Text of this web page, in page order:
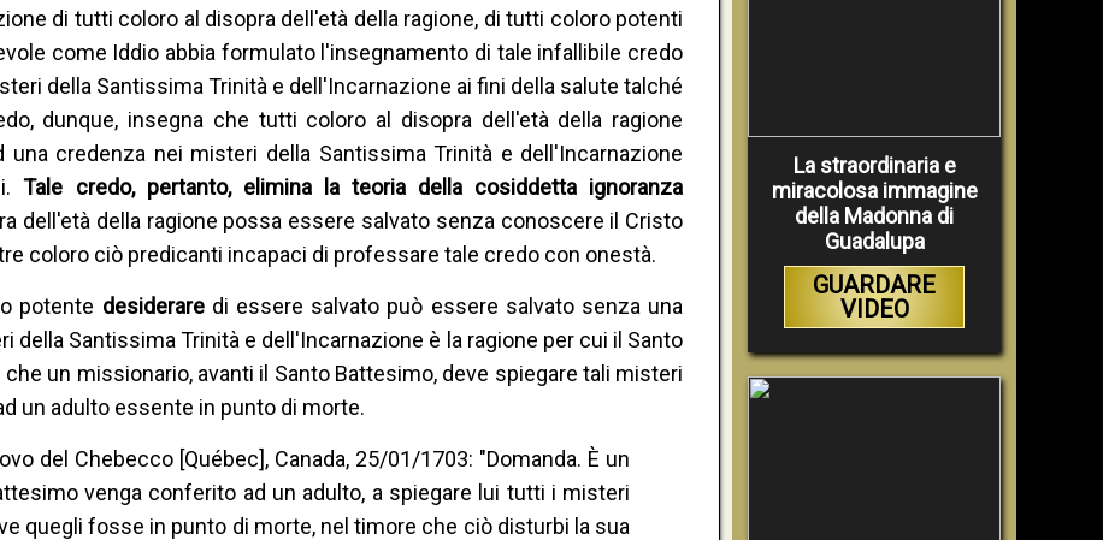
di tutti coloro al disopra dell'età della ragione, di tutti coloro potenti
come Iddio abbia formulato l'insegnamento di tale infallibile credo
della Santissima Trinità e dell'Incarnazione ai fini della salute talché
dunque, insegna che tutti coloro al disopra dell'età della ragione
credenza nei misteri della Santissima Trinità e dell'Incarnazione
Tale credo, pertanto, elimina la teoria della cosiddetta ignoranza
dell'età della ragione possa essere salvato senza conoscere il Cristo
coloro ciò predicanti incapaci di professare tale credo con onestà.
potente desiderare di essere salvato può essere salvato senza una
della Santissima Trinità e dell'Incarnazione è la ragione per cui il Santo
un missionario, avanti il Santo Battesimo, deve spiegare tali misteri
un adulto essente in punto di morte.
del Chebecco [Québec], Canada, 25/01/1703: "Domanda. È un
venga conferito ad un adulto, a spiegare lui tutti i misteri
quegli fosse in punto di morte, nel timore che ciò disturbi la sua
La straordinaria e
miracolosa immagine
della Madonna di
Guadalupa
GUARDARE
VIDEO